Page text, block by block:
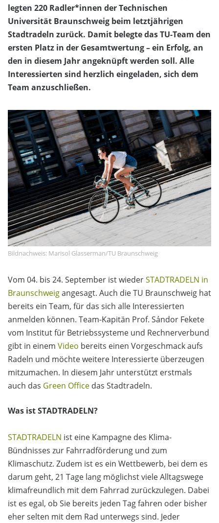
legten 220 Radler*innen der Technischen
Universität Braunschweig beim letztjährigen
Stadtradeln zurück. Damit belegte das TU-Team den
ersten Platz in der Gesamtwertung – ein Erfolg, an
den in diesem Jahr angeknüpft werden soll. Alle
Interessierten sind herzlich eingeladen, sich dem
Team anzuschließen.
Bildnachweis: Marisol Glasserman/TU Braunschweig
Vom 04. bis 24. September ist wiederSTADTRADELN in
Braunschweigangesagt. Auch die TU Braunschweig hat
bereits ein Team, für das sich alle Interessierten
anmelden können. Team-Kapitän Prof. Sándor Fekete
vom Institut für Betriebssysteme und Rechnerverbund
gibt in einem Video bereits einen Vorgeschmack aufs
Radeln und möchte weitere Interessierte überzeugen
mitzumachen. In diesem Jahr unterstützt erstmals
auch das Green Office das Stadtradeln.
Was ist STADTRADELN?
STADTRADELN ist eine Kampagne des Klima-
Bündnisses zur Fahrradförderung und zum
Klimaschutz. Zudem ist es ein Wettbewerb, bei dem es
darum geht, 21 Tage lang möglichst viele Alltagswege
klimafreundlich mit dem Fahrrad zurückzulegen. Dabei
ist es egal, ob Sie bereits jeden Tag fahren oder bisher
eher selten mit dem Rad unterwegs sind. Jeder